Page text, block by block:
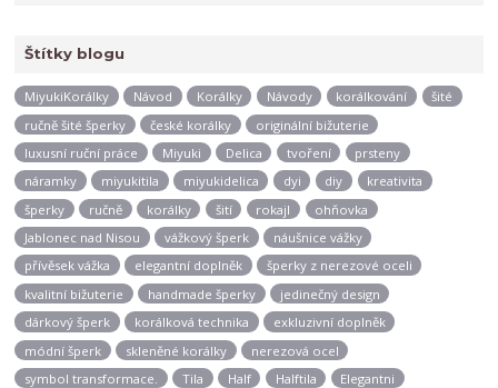
Štítky blogu
MiyukiKorálky Návod Korálky Návody korálkování
šité
ručně šité šperky
české korálky
originální bižuterie
luxusní ruční práce
Miyuki Delica tvoření
prsteny
náramky
miyukitila miyukidelica dyi diy
kreativita
šperky
ručně korálky šití rokajl
ohňovka
Jablonec nad Nisou
vážkový šperk
náušnice vážky
přívěsek vážka
elegantní doplněk
šperky z nerezové oceli
kvalitní bižuterie
handmade šperky
jedinečný design
dárkový šperk
korálková technika
exkluzivní doplněk
módní šperk
skleněné korálky
nerezová ocel
symbol transformace.
Tila Half Halftila
Elegantni